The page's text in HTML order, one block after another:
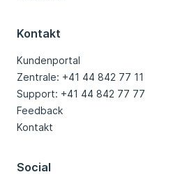
Kontakt
Kundenportal
Zentrale: +41 44 842 77 11
Support: +41 44 842 77 77
Feedback
Kontakt
Social